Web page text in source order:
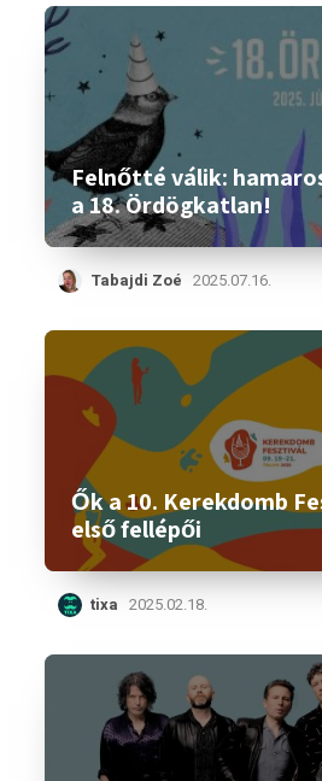
Felnőtté válik:
a 18. Ördögkatlan!
Tabajdi Zoé 2025.07.16.
Ők a 10. Kerekdomb
első fellépői
tixa 2025.02.18.